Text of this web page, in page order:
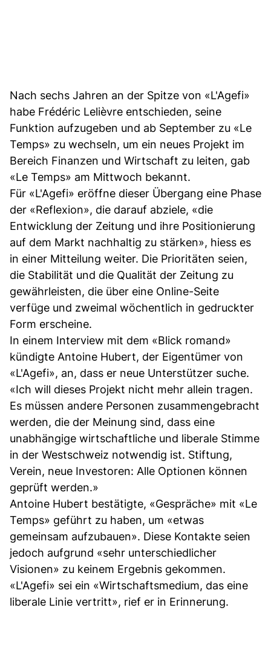
Nach sechs Jahren an der Spitze von «L'Agefi»
habe Frédéric Lelièvre entschieden, seine
Funktion aufzugeben und ab September zu «Le
Temps» zu wechseln, um ein neues Projekt im
Bereich Finanzen und Wirtschaft zu leiten, gab
«Le Temps» am Mittwoch bekannt.
Für «L'Agefi» eröffne dieser Übergang eine Phase
der «Reflexion», die darauf abziele, «die
Entwicklung der Zeitung und ihre Positionierung
auf dem Markt nachhaltig zu stärken», hiess es
in einer Mitteilung weiter. Die Prioritäten seien,
die Stabilität und die Qualität der Zeitung zu
gewährleisten, die über eine Online-Seite
verfüge und zweimal wöchentlich in gedruckter
Form erscheine.
In einem Interview mit dem «Blick romand»
kündigte Antoine Hubert, der Eigentümer von
«L'Agefi», an, dass er neue Unterstützer suche.
«Ich will dieses Projekt nicht mehr allein tragen.
Es müssen andere Personen zusammengebracht
werden, die der Meinung sind, dass eine
unabhängige wirtschaftliche und liberale Stimme
in der Westschweiz notwendig ist. Stiftung,
Verein, neue Investoren: Alle Optionen können
geprüft werden.»
Antoine Hubert bestätigte, «Gespräche» mit «Le
Temps» geführt zu haben, um «etwas
gemeinsam aufzubauen». Diese Kontakte seien
jedoch aufgrund «sehr unterschiedlicher
Visionen» zu keinem Ergebnis gekommen.
«L'Agefi» sei ein «Wirtschaftsmedium, das eine
liberale Linie vertritt», rief er in Erinnerung.